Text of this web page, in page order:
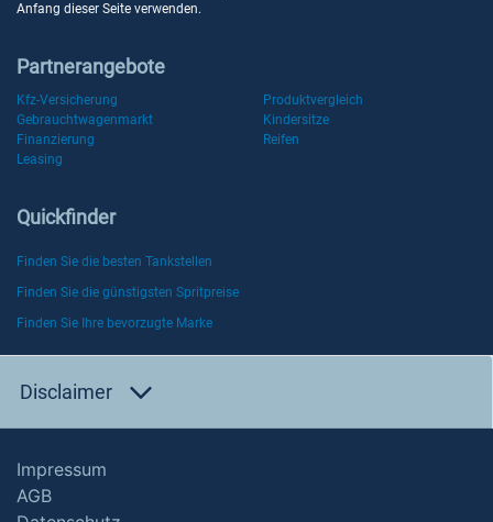
Anfang dieser Seite verwenden.
Partnerangebote
Kfz-Versicherung
Produktvergleich
Gebrauchtwagenmarkt
Kindersitze
Finanzierung
Reifen
Leasing
Quickfinder
Finden Sie die besten Tankstellen
Finden Sie die günstigsten Spritpreise
Finden Sie Ihre bevorzugte Marke
Disclaimer
Impressum
AGB